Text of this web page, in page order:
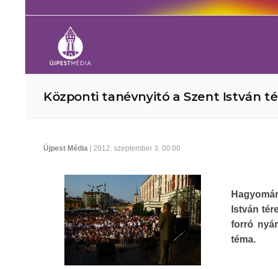
Központi tanévnyitó a Szent István
Újpest Média | 2012. szeptember 3. 00:00
István
forró
téma.